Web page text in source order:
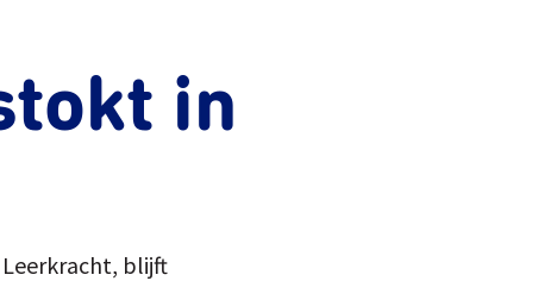
in
Leerkracht, blijft